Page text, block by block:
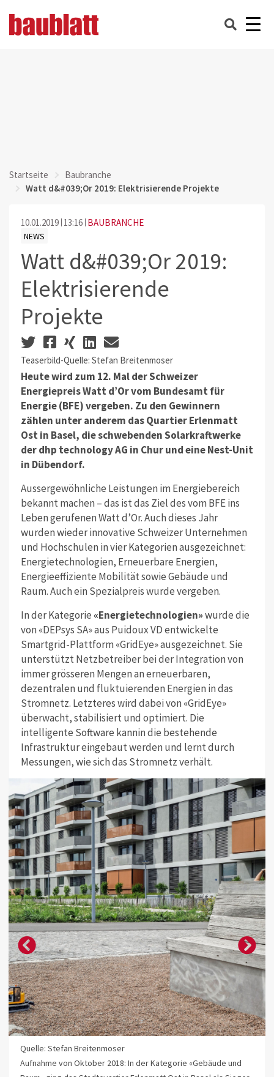
Startseite
Baubranche
Watt d&#039;Or 2019: Elektrisierende Projekte
10.01.2019 13:16 BAUBRANCHE
NEWS
Watt d&#039;Or 2019:
Elektrisierende
Projekte
Teaserbild-Quelle: Stefan Breitenmoser
Heute wird zum 12. Mal der Schweizer
Energiepreis Watt d’Or vom Bundesamt für
Energie (BFE) vergeben. Zu den Gewinnern
zählen unter anderem das Quartier Erlenmatt
Ost in Basel, die schwebenden Solarkraftwerke
der dhp technology AG in Chur und eine Nest-Unit
in Dübendorf.
Aussergewöhnliche Leistungen im Energiebereich
bekannt machen – das ist das Ziel des vom BFE ins
Leben gerufenen Watt d’Or. Auch dieses Jahr
wurden wieder innovative Schweizer Unternehmen
und Hochschulen in vier Kategorien ausgezeichnet:
Energietechnologien, Erneuerbare Energien,
Energieeffiziente Mobilität sowie Gebäude und
Raum. Auch ein Spezialpreis wurde vergeben.
In der Kategorie «Energietechnologien»wurde die
von «DEPsys SA» aus Puidoux VD entwickelte
Smartgrid-Plattform «GridEye» ausgezeichnet. Sie
unterstützt Netzbetreiber bei der Integration von
immer grösseren Mengen an erneuerbaren,
dezentralen und fluktuierenden Energien in das
Stromnetz. Letzteres wird dabei von «GridEye»
überwacht, stabilisiert und optimiert. Die
intelligente Software kannin die bestehende
Infrastruktur eingebaut werden und lernt durch
Messungen, wie sich das Stromnetz verhält.
Quelle: Stefan Breitenmoser
Aufnahme von Oktober 2018: In der Kategorie «Gebäude und